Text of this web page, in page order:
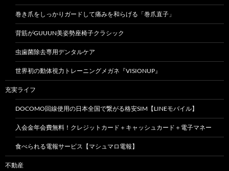
巻き爪をしっかりガードして痛みを和らげる「巻爪直子」
背筋がGUUUN美姿勢座椅子クラシック
虫歯菌除去専用デンタルケア
世界初の動体視力トレーニングメガネ『VISIONUP』
充実ライフ
DOCOMO回線使用の日本全国で繋がる格安SIM【LINEモバイル】
入会金年会費無料！クレジットカード＋キャッシュカード＋電子マネー
食べられる電報サービス【マシュマロ電報】
不動産